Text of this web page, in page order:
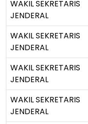
WAKIL SEKRETARIS
JENDERAL
WAKIL SEKRETARIS
JENDERAL
WAKIL SEKRETARIS
JENDERAL
WAKIL SEKRETARIS
JENDERAL